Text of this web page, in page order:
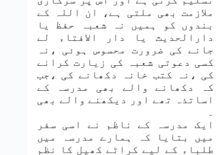
ملازمت بھی ملتی ہے، ان اللہ کے
بندوں کو ہمیں نہ شعبہ حفظ یا
دارالحدیث یا دار الافتاء لے
جانے کی ضرورت محسوس ہوئی ،نہ
کسی دعوتی شعبہ کی زیارت کرانے
کی ،نہ کتب خانہ دکھانے کی ،جب
کہ دکھانے والے بھی مدرسہ کے
اساتذہ تھے اور دیکھنے والے بھی
۔
ایک مدرسہ کے ناظم نے اسی سفر
میں بتایا کہ ہمارے مدرسہ میں
طلباء کے لیے کراٹے کھیل کا نظم